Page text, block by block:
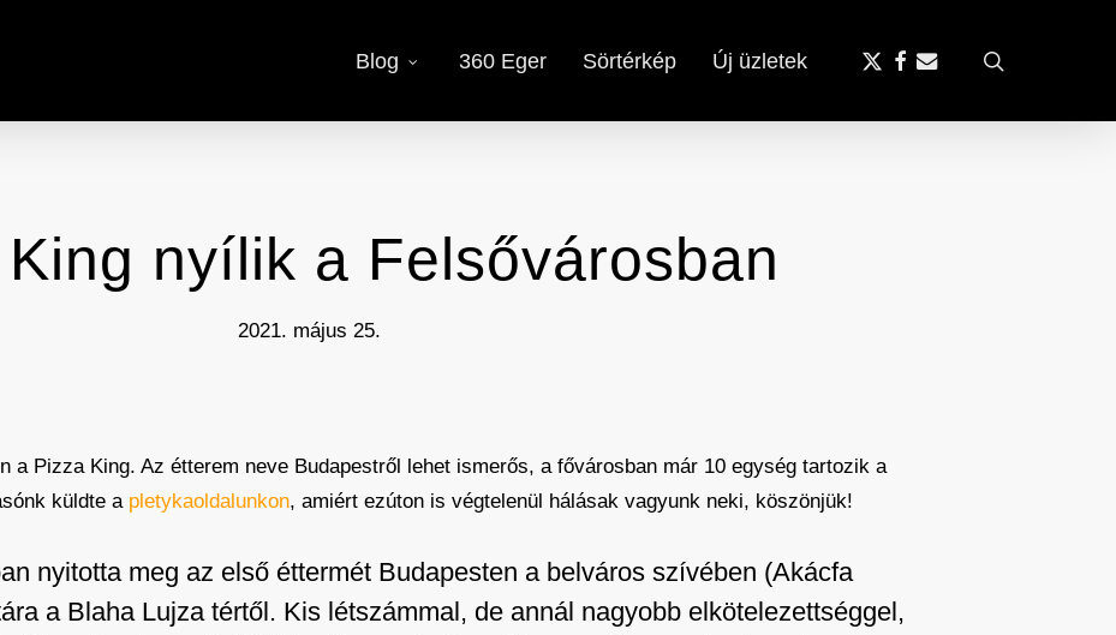
Blog 360 Eger Sörtérkép Új üzletek
x-
facebook
email
nyílik a Felsővárosban
2021. május 25.
a Pizza King. Az étterem neve Budapestről lehet ismerős, a fővárosban már 10 egység tartozik a
küldte a pletykaoldalunkon, amiért ezúton is végtelenül hálásak vagyunk neki, köszönjük!
nyitotta meg az első éttermét Budapesten a belváros szívében (Akácfa
a Blaha Lujza tértől. Kis létszámmal, de annál nagyobb elkötelezettséggel,